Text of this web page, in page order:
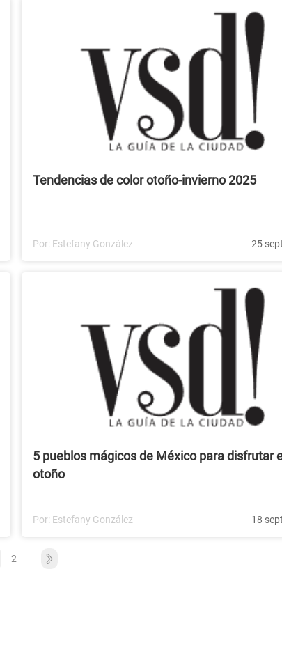
Tendencias de color otoño-invierno 2025
Por: Estefany González 25
5 pueblos mágicos de México para disfrutar
otoño
Por: Estefany González 18
2